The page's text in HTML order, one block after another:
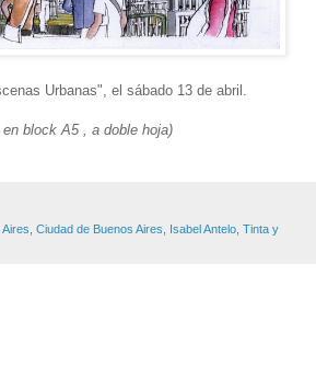
Urbanas", el sábado 13 de abril.
block A5 , a doble hoja)
, Ciudad de Buenos Aires, Isabel Antelo, Tinta y